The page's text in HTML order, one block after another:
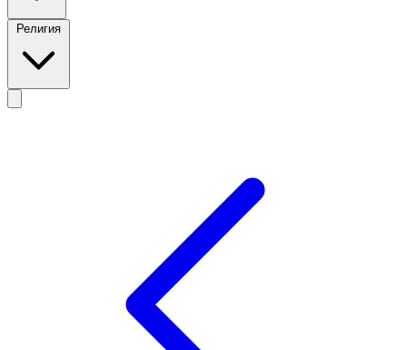
Религия